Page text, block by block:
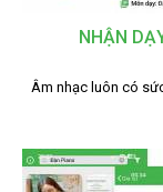
NHẬN
Âm nhạc luôn có